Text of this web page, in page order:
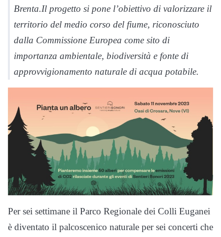
Brenta.Il progetto si pone l’obiettivo di valorizzare il
territorio del medio corso del fiume, riconosciuto
dalla Commissione Europea come sito di
importanza ambientale, biodiversità e fonte di
approvvigionamento naturale di acqua potabile.
Per sei settimane il Parco Regionale dei Colli Euganei
è diventato il palcoscenico naturale per sei concerti che